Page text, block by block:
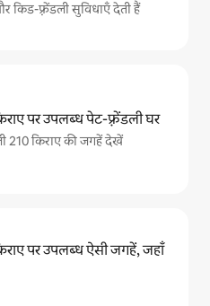
किड-फ़्रेंडली सुविधाएँ देती हैं
पर उपलब्ध पेट-फ़्रेंडली घर
210 किराए की जगहें देखें
पर उपलब्ध ऐसी जगहें, जहाँ